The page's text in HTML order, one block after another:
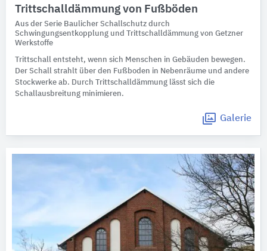
Trittschalldämmung von Fußböden
Aus der Serie Baulicher Schallschutz durch
Schwingungsentkopplung und Trittschalldämmung von Getzner
Werkstoffe
Trittschall entsteht, wenn sich Menschen in Gebäuden bewegen.
Der Schall strahlt über den Fußboden in Nebenräume und andere
Stockwerke ab. Durch Trittschalldämmung lässt sich die
Schallausbreitung minimieren.
Galerie